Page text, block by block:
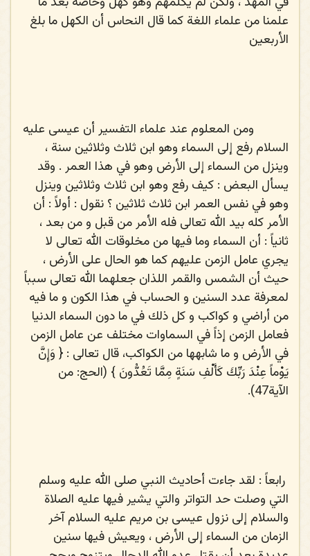
علمنا من علماء اللغة كما قال النحاس أن الكهل ما بلغ
الأربعين
ومن المعلوم عند علماء التفسير أن عيسى عليه
السلام رفع إلى السماء وهو ابن ثلاث وثلاثين سنة ،
وينزل من السماء إلى الأرض وهو في هذا العمر . وقد
يسأل البعض : كيف رفع وهو ابن ثلاث وثلاثين وينزل
وهو في نفس العمر ابن ثلاث ثلاثين ؟ نقول : أولاً : أن
الأمر كله بيد الله تعالى فله الأمر من قبل و من بعد ،
ثانياً : أن السماء وما فيها من مخلوقات الله تعالى لا
يجري عامل الزمن عليهم كما هو الحال على الأرض ،
حيث أن الشمس والقمر اللذان جعلهما الله تعالى سبباً
لمعرفة عدد السنين و الحساب في هذا الكون و ما فيه
من أراضي و كواكب و كل ذلك في ما دون السماء الدنيا
فعامل الزمن إذاً في السماوات مختلف عن عامل الزمن
في الأرض و ما شابهها من الكواكب، قال تعالى : { وَإِنَّ
يَوْماً عِنْدَ رَبِّكَ كَأَلْفِ سَنَةٍ مِمَّا تَعُدُّونَ } (الحج: من
الآية47).
رابعاً : لقد جاءت أحاديث النبي صلى الله عليه وسلم
التي وصلت حد التواتر والتي يشير فيها عليه الصلاة
والسلام إلى نزول عيسى بن مريم عليه السلام آخر
الزمان من السماء إلى الأرض ، ويعيش فيها سنين